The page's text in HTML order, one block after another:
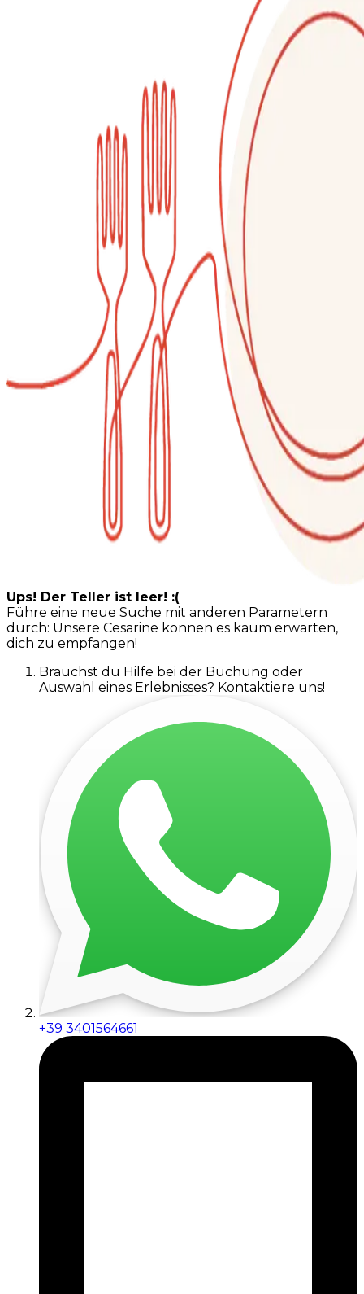
Ups! Der Teller ist leer! :(
Führe eine neue Suche mit anderen Parametern
durch: Unsere Cesarine können es kaum erwarten,
dich zu empfangen!
Brauchst du Hilfe bei der Buchung oder
Auswahl eines Erlebnisses? Kontaktiere uns!
+39 3401564661